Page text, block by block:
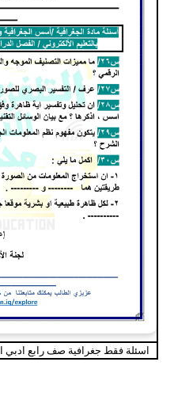
اسئلة فقط جغرافية صف رابع ادبي